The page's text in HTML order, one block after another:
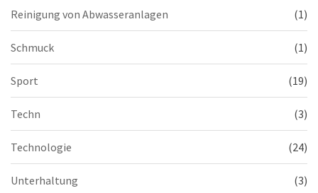
Reinigung von Abwasseranlagen (1)
Schmuck (1)
Sport (19)
Techn (3)
Technologie (24)
Unterhaltung (3)